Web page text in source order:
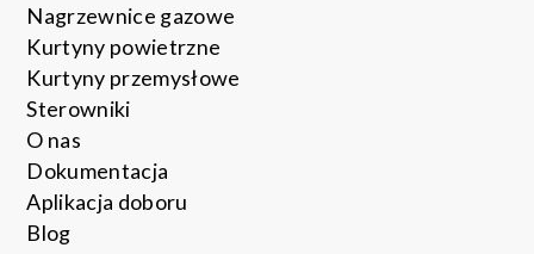
Nagrzewnice gazowe
Kurtyny powietrzne
Kurtyny przemysłowe
Sterowniki
O nas
Dokumentacja
Aplikacja doboru
Blog